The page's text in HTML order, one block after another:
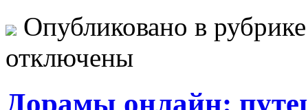
Опубликовано в
отключены
Дорамы онлайн: